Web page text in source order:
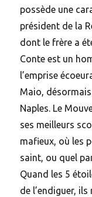
possède une
président de la
dont le frère a
Conte est un
l’emprise
Maio,
Naples. Le
ses meilleurs
mafieux, où les
saint, ou quel
Quand les 5
de l’endiguer,